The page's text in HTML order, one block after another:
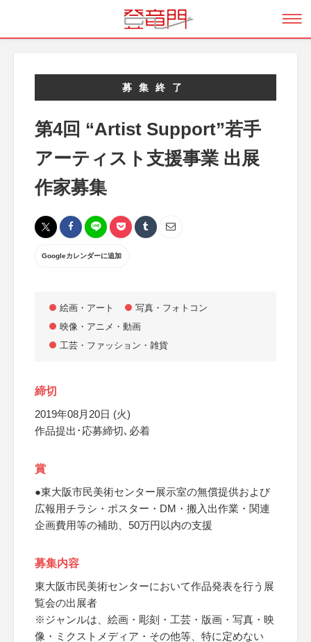
募集終了
第4回 “Artist Support”若手
アーティスト支援事業 出展
作家募集
Googleカレンダーに追加
絵画・アート
写真・フォトコン
映像・アニメ・動画
工芸・ファッション・雑貨
締切
2019年08月20日 (火)
作品提出･応募締切､必着
賞
●東大阪市民美術センター展示室の無償提供および
広報用チラシ・ポスター・DM・搬入出作業・関連
企画費用等の補助、50万円以内の支援
募集内容
東大阪市民美術センターにおいて作品発表を行う展
覧会の出展者
※ジャンルは、絵画・彫刻・工芸・版画・写真・映
像・ミクストメディア・その他等、特に定めない